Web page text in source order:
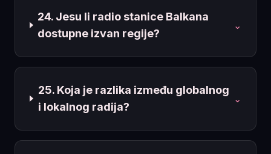
24. Jesu li radio stanice Balkana
dostupne izvan regije?
⌄
25. Koja je razlika između globalnog
i lokalnog radija?
⌄